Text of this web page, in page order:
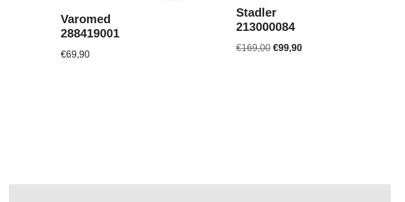
Varomed
288419001
€69,90
Stadler
213000084
€169,00 €99,90